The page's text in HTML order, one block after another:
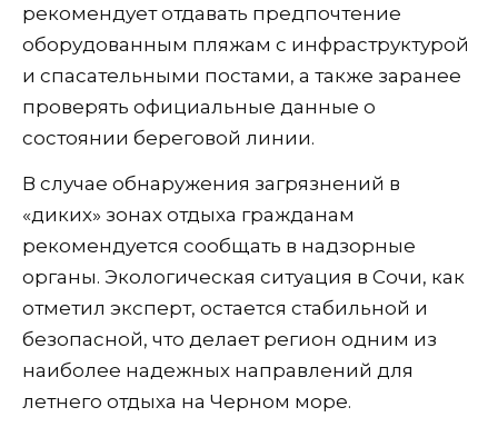
рекомендует отдавать предпочтение
оборудованным пляжам с инфраструктурой
и спасательными постами, а также заранее
проверять официальные данные о
состоянии береговой линии.
В случае обнаружения загрязнений в
«диких» зонах отдыха гражданам
рекомендуется сообщать в надзорные
органы. Экологическая ситуация в Сочи, как
отметил эксперт, остается стабильной и
безопасной, что делает регион одним из
наиболее надежных направлений для
летнего отдыха на Черном море.